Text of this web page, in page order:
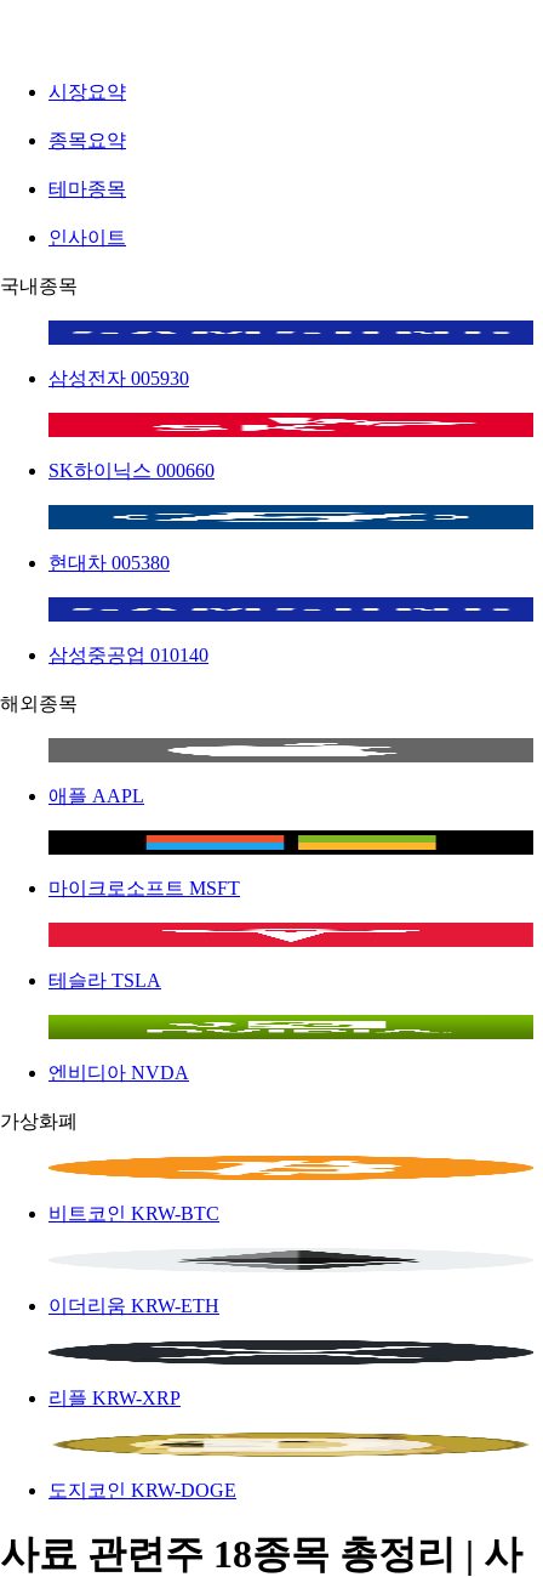
시장요약
종목요약
테마종목
인사이트
국내종목
삼성전자 005930
SK하이닉스 000660
현대차 005380
삼성중공업 010140
해외종목
애플 AAPL
마이크로소프트 MSFT
테슬라 TSLA
엔비디아 NVDA
가상화폐
비트코인 KRW-BTC
이더리움 KRW-ETH
리플 KRW-XRP
도지코인 KRW-DOGE
사료 관련주 18종목 총정리 | 사